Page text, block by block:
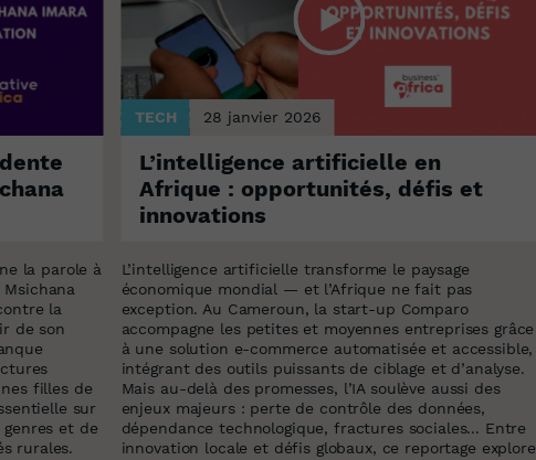
la parole à
la
de son
filles de
sur
et de
rurales.
TECH 28 janvier 2026
L’intelligence artificielle en
Afrique : opportunités, défis et
innovations
L’intelligence artificielle transforme le paysage
économique mondial — et l’Afrique ne fait pas
exception. Au Cameroun, la start-up Comparo
accompagne les petites et moyennes entreprises grâce
à une solution e-commerce automatisée et accessible,
intégrant des outils puissants de ciblage et d’analyse.
Mais au-delà des promesses, l’IA soulève aussi des
enjeux majeurs : perte de contrôle des données,
dépendance technologique, fractures sociales... Entre
innovation locale et défis globaux, ce reportage explore